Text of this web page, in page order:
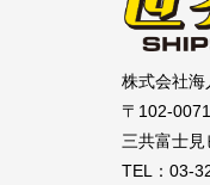
株式会社海
〒102-
三共富士見
TEL：03-